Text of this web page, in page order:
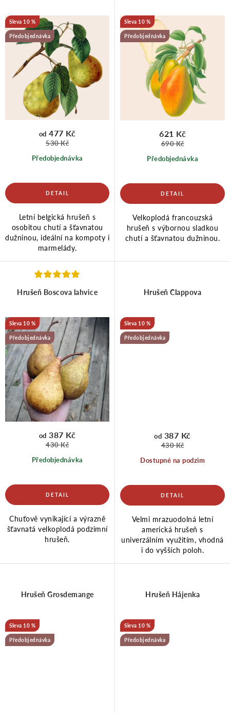
p
r
o
t
ů
í
p
k
t
ů
10 %
Předobjednávka
Předobjednávka
od 477 Kč
530 Kč
Letní belgická hrušeň s
osobitou chutí a šťavnatou
dužninou, ideální na kompoty i
marmelády.
10 %
Předobjednávka
Předobjednávka
621 Kč
690 Kč
Velkoplodá francouzská
hrušeň s výbornou sladkou
chutí a šťavnatou dužninou.
Hrušeň Boscova lahvice
10 %
Předobjednávka
Předobjednávka
od 387 Kč
430 Kč
Chuťově vynikající a výrazně
šťavnatá velkoplodá podzimní
hrušeň.
Hrušeň Clappova
10 %
Předobjednávka
Dostupné na podzim
od 387 Kč
430 Kč
Velmi mrazuodolná letní
americká hrušeň s
univerzálním využitím, vhodná
i do vyšších poloh.
Hrušeň Grosdemange
10 %
Předobjednávka
Hrušeň Hájenka
10 %
Předobjednávka